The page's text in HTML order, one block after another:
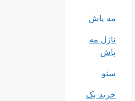
مه پاش
نازل مه
پاش
سئو
خرید بک